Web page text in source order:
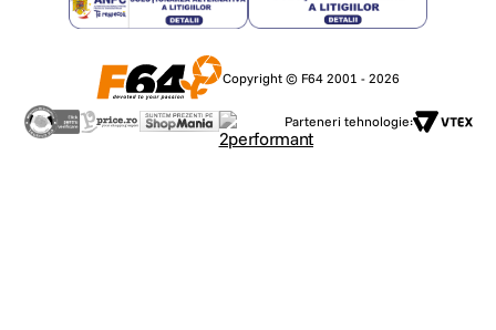
Copyright © F64 2001 - 2026
Parteneri tehnologie: